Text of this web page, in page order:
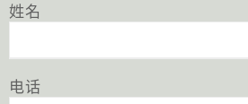
姓名
电话